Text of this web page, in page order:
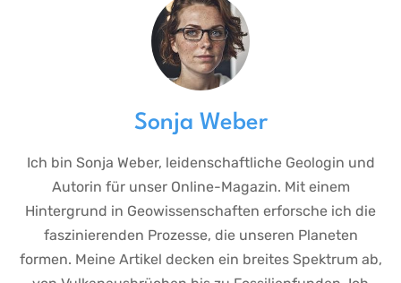
Sonja Weber
Ich bin Sonja Weber, leidenschaftliche Geologin und
Autorin für unser Online-Magazin. Mit einem
Hintergrund in Geowissenschaften erforsche ich die
faszinierenden Prozesse, die unseren Planeten
formen. Meine Artikel decken ein breites Spektrum ab,